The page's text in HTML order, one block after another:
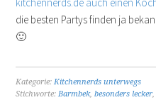
die besten Partys finden ja
🙂
Kategorie: Kitchennerds unterwegs
Stichworte: Barmbek,besonders lecker